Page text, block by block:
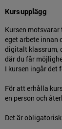
Kursupplägg
Kursen
eget arbete
digitalt klassrum,
där du får
I kursen ingår det
För att erhålla
en person och
Det är